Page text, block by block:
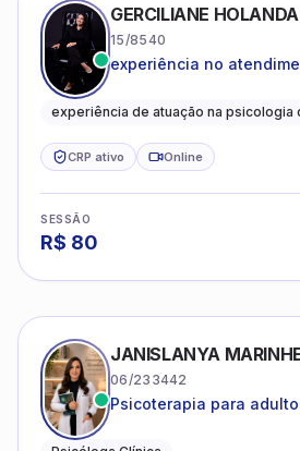
GERCILIANE
15/8540
experiência no
catastróficos e
experiência de atuação na psicologia
CRP ativo Online
SESSÃO
R$ 80
JANISLANYA
06/233442
Psicoterapia para